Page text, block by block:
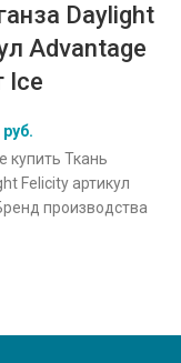
Daylight
Advantage
Ice
руб.
купить Ткань
Felicity артикул
производства